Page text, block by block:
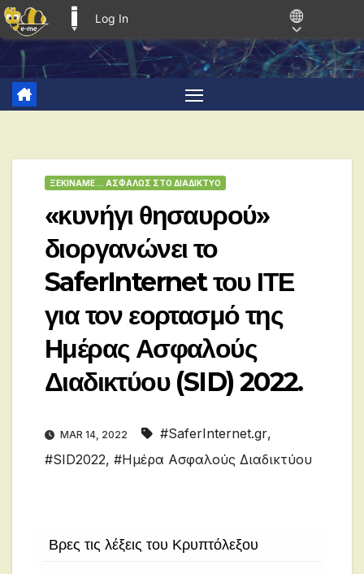
Log In
Skip
content
ΞΕΚΙΝΑΜΕ ... ΑΣΦΑΛΩΣ ΣΤΟ ΔΙΑΔΙΚΤΥΟ
«κυνήγι θησαυρού»
διοργανώνει το
SaferInternet του ΙΤΕ
για τον εορτασμό της
Ημέρας Ασφαλούς
Διαδικτύου (SID) 2022.
MAR 14, 2022 #SaferInternet.gr,
#SID2022, #Ημέρα Ασφαλούς Διαδικτύου